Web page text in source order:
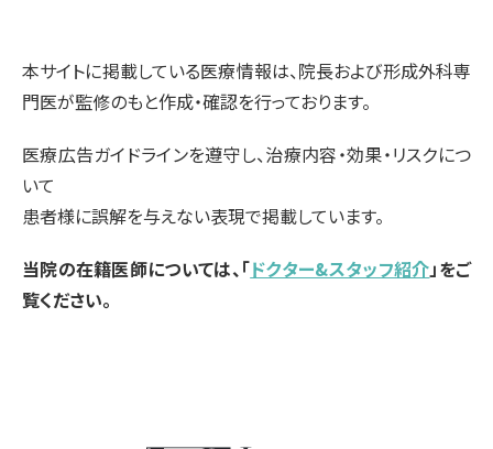
本サイトに掲載している医療情報は、院長および形成外科専
門医が監修のもと作成・確認を行っております。
医療広告ガイドラインを遵守し、治療内容・効果・リスクにつ
いて
患者様に誤解を与えない表現で掲載しています。
当院の在籍医師については、「ドクター&スタッフ紹介」をご
覧ください。